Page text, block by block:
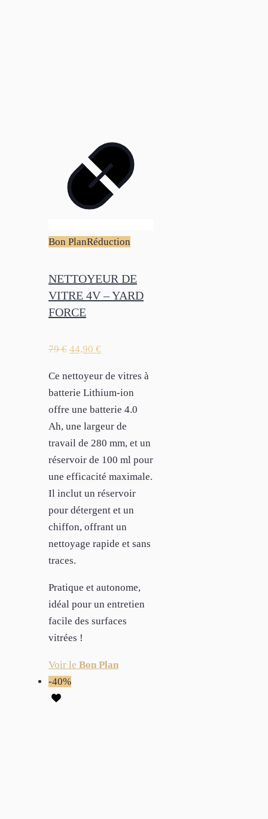
Bon PlanRéduction
NETTOYEUR DE
VITRE 4V – YARD
FORCE
79€ 44,90 €
Ce nettoyeur de vitres à
batterie Lithium-ion
offre une batterie 4.0
Ah, une largeur de
travail de 280 mm, et un
réservoir de 100 ml pour
une efficacité maximale.
Il inclut un réservoir
pour détergent et un
chiffon, offrant un
nettoyage rapide et sans
traces.
Pratique et autonome,
idéal pour un entretien
facile des surfaces
vitrées !
Voir le Bon Plan
-40%